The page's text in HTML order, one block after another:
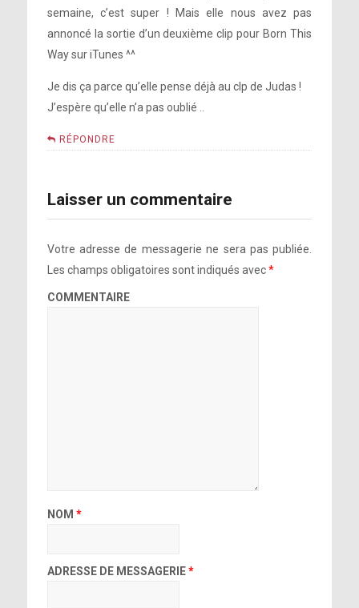
semaine, c’est super ! Mais elle nous avez pas
annoncé la sortie d’un deuxième clip pour Born This
Way sur iTunes ^^
Je dis ça parce qu’elle pense déjà au clp de Judas !
J’espère qu’elle n’a pas oublié ..
RÉPONDRE
Laisser un commentaire
Votre adresse de messagerie ne sera pas publiée.
Les champs obligatoires sont indiqués avec*
COMMENTAIRE
NOM *
ADRESSE DE MESSAGERIE*